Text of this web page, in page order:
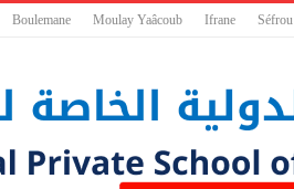
Boulemane Moulay Yaâcoub Ifrane Séfrou